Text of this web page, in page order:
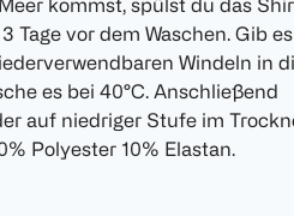
kommst, spülst du das
Tage vor dem Waschen. Gib es
Windeln in
es bei 40°C. Anschließend
auf niedriger Stufe im
Polyester 10% Elastan.